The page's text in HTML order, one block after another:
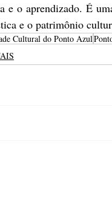
e o aprendizado. É
e o patrimônio
Cultural do Ponto Azul